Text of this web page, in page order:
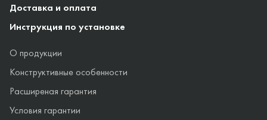
Доставка и оплата
Инструкция по установке
О продукции
Конструктивные особенности
Расширеная гарантия
Условия гарантии